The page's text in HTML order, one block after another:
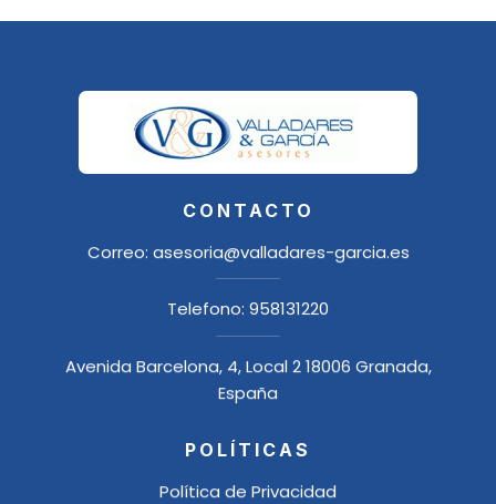
CONTACTO
Correo: asesoria@valladares-garcia.es
Telefono: 958131220
Avenida Barcelona, 4, Local 2 18006 Granada,
España
POLÍTICAS
Política de Privacidad